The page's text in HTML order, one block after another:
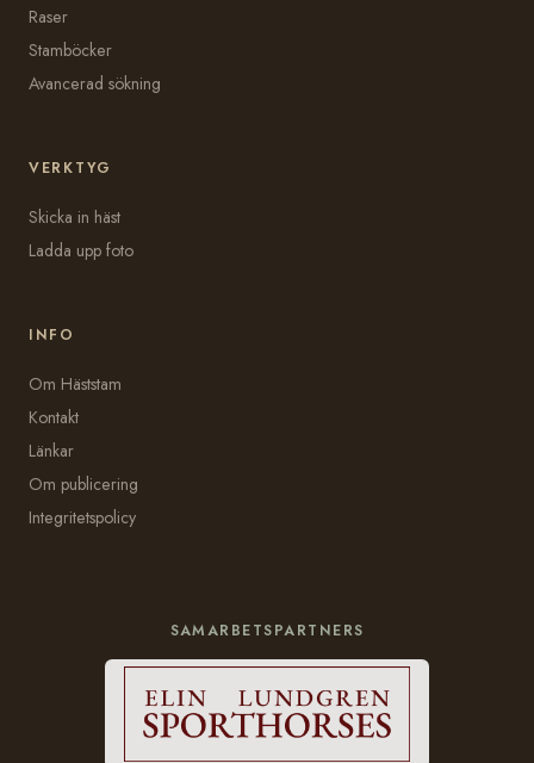
Raser
Stamböcker
Avancerad sökning
VERKTYG
Skicka in häst
Ladda upp foto
INFO
Om Häststam
Kontakt
Länkar
Om publicering
Integritetspolicy
SAMARBETSPARTNERS